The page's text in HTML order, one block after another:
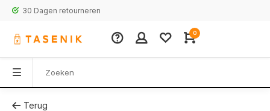
30 Dagen retourneren
0
Terug